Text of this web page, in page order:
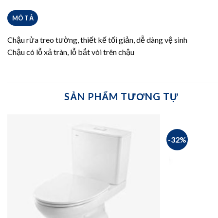
MÔ TẢ
Chậu rửa treo tường, thiết kế tối giản, dễ dàng vệ sinh
Chậu có lỗ xả tràn, lỗ bắt vòi trên chậu
SẢN PHẨM TƯƠNG TỰ
-32%